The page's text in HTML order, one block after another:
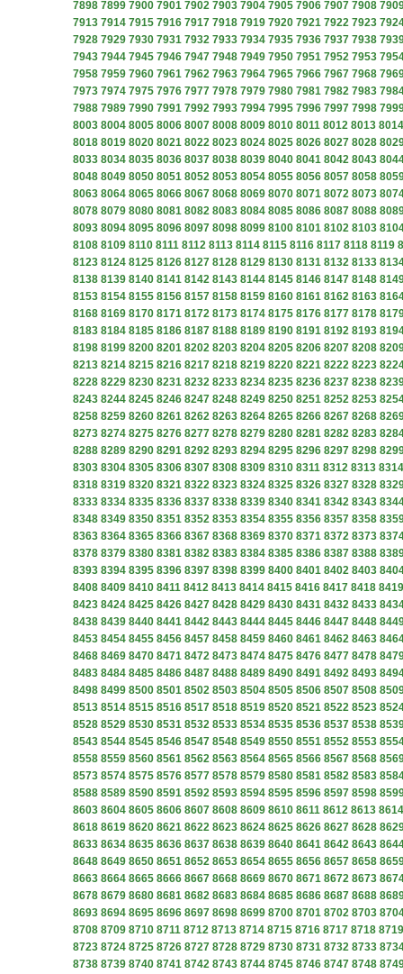
7898 7899 7900 7901 7902 7903 7904 7905 7906 7907 7908
7913 7914 7915 7916 7917 7918 7919 7920 7921 7922 7923
7928 7929 7930 7931 7932 7933 7934 7935 7936 7937 7938
7943 7944 7945 7946 7947 7948 7949 7950 7951 7952 7953
7958 7959 7960 7961 7962 7963 7964 7965 7966 7967 7968
7973 7974 7975 7976 7977 7978 7979 7980 7981 7982 7983
7988 7989 7990 7991 7992 7993 7994 7995 7996 7997 7998
8003 8004 8005 8006 8007 8008 8009 8010 8011 8012 8013 8014
8018 8019 8020 8021 8022 8023 8024 8025 8026 8027 8028
8033 8034 8035 8036 8037 8038 8039 8040 8041 8042 8043
8048 8049 8050 8051 8052 8053 8054 8055 8056 8057 8058
8063 8064 8065 8066 8067 8068 8069 8070 8071 8072 8073
8078 8079 8080 8081 8082 8083 8084 8085 8086 8087 8088
8093 8094 8095 8096 8097 8098 8099 8100 8101 8102 8103
8108 8109 8110 8111 8112 8113 8114 8115 8116 8117 8118 8119
8123 8124 8125 8126 8127 8128 8129 8130 8131 8132 8133
8138 8139 8140 8141 8142 8143 8144 8145 8146 8147 8148
8153 8154 8155 8156 8157 8158 8159 8160 8161 8162 8163
8168 8169 8170 8171 8172 8173 8174 8175 8176 8177 8178
8183 8184 8185 8186 8187 8188 8189 8190 8191 8192 8193
8198 8199 8200 8201 8202 8203 8204 8205 8206 8207 8208
8213 8214 8215 8216 8217 8218 8219 8220 8221 8222 8223
8228 8229 8230 8231 8232 8233 8234 8235 8236 8237 8238
8243 8244 8245 8246 8247 8248 8249 8250 8251 8252 8253
8258 8259 8260 8261 8262 8263 8264 8265 8266 8267 8268
8273 8274 8275 8276 8277 8278 8279 8280 8281 8282 8283
8288 8289 8290 8291 8292 8293 8294 8295 8296 8297 8298
8303 8304 8305 8306 8307 8308 8309 8310 8311 8312 8313 8314
8318 8319 8320 8321 8322 8323 8324 8325 8326 8327 8328
8333 8334 8335 8336 8337 8338 8339 8340 8341 8342 8343
8348 8349 8350 8351 8352 8353 8354 8355 8356 8357 8358
8363 8364 8365 8366 8367 8368 8369 8370 8371 8372 8373
8378 8379 8380 8381 8382 8383 8384 8385 8386 8387 8388
8393 8394 8395 8396 8397 8398 8399 8400 8401 8402 8403
8408 8409 8410 8411 8412 8413 8414 8415 8416 8417 8418 8419
8423 8424 8425 8426 8427 8428 8429 8430 8431 8432 8433
8438 8439 8440 8441 8442 8443 8444 8445 8446 8447 8448
8453 8454 8455 8456 8457 8458 8459 8460 8461 8462 8463
8468 8469 8470 8471 8472 8473 8474 8475 8476 8477 8478
8483 8484 8485 8486 8487 8488 8489 8490 8491 8492 8493
8498 8499 8500 8501 8502 8503 8504 8505 8506 8507 8508
8513 8514 8515 8516 8517 8518 8519 8520 8521 8522 8523
8528 8529 8530 8531 8532 8533 8534 8535 8536 8537 8538
8543 8544 8545 8546 8547 8548 8549 8550 8551 8552 8553
8558 8559 8560 8561 8562 8563 8564 8565 8566 8567 8568
8573 8574 8575 8576 8577 8578 8579 8580 8581 8582 8583
8588 8589 8590 8591 8592 8593 8594 8595 8596 8597 8598
8603 8604 8605 8606 8607 8608 8609 8610 8611 8612 8613 8614
8618 8619 8620 8621 8622 8623 8624 8625 8626 8627 8628
8633 8634 8635 8636 8637 8638 8639 8640 8641 8642 8643
8648 8649 8650 8651 8652 8653 8654 8655 8656 8657 8658
8663 8664 8665 8666 8667 8668 8669 8670 8671 8672 8673
8678 8679 8680 8681 8682 8683 8684 8685 8686 8687 8688
8693 8694 8695 8696 8697 8698 8699 8700 8701 8702 8703
8708 8709 8710 8711 8712 8713 8714 8715 8716 8717 8718 8719
8723 8724 8725 8726 8727 8728 8729 8730 8731 8732 8733
8738 8739 8740 8741 8742 8743 8744 8745 8746 8747 8748